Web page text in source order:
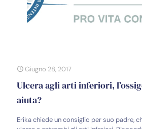
Giugno 28, 2017
Ulcera agli arti inferiori,
aiuta?
Erika chiede un consiglio per suo padre,